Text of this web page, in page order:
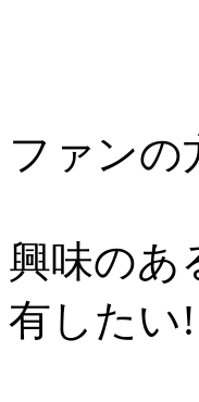
ファンの
興味のあ
有したい